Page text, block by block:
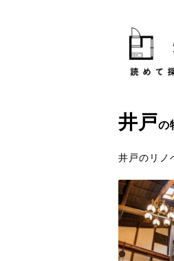
井戸の
井戸のリノ